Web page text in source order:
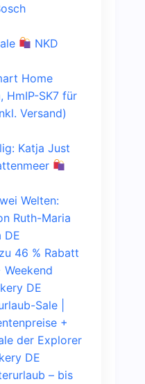
NKD
Home
HmIP-SK7 für
Versand)
Katja Just
Welten:
Ruth-Maria
DE
46 % Rabatt
DE
Sale |
+
der Explorer
DE
– bis